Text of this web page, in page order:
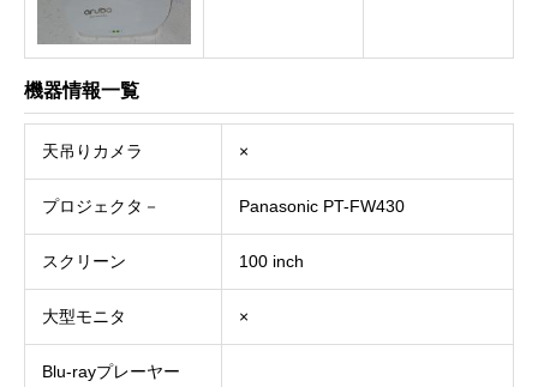
機器情報一覧
天吊りカメラ ×
プロジェクタ－ Panasonic PT-FW430
スクリーン 100 inch
大型モニタ ×
Blu-rayプレーヤー